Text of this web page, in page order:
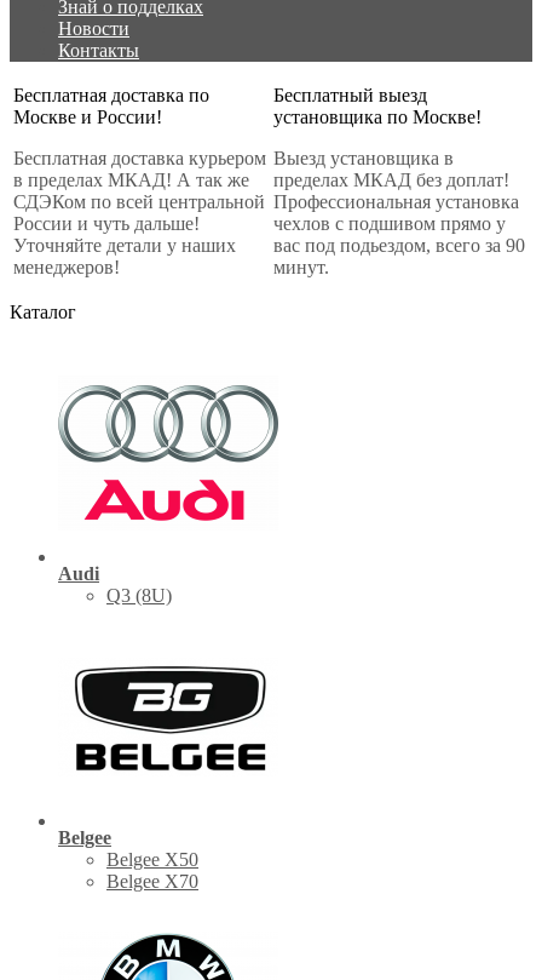
Знай о подделках
Новости
Контакты
Бесплатная доставка по
Москве и России!
Бесплатная доставка курьером
в пределах МКАД! А так же
СДЭКом по всей центральной
России и чуть дальше!
Уточняйте детали у наших
менеджеров!
Бесплатный выезд
установщика по Москве!
Выезд установщика в
пределах МКАД без доплат!
Профессиональная установка
чехлов с подшивом прямо у
вас под подьездом, всего за 90
минут.
Каталог
Audi
Q3 (8U)
Belgee
Belgee X50
Belgee X70